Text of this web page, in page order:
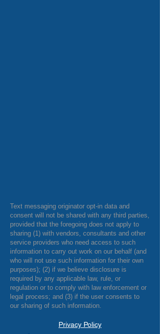
Text messaging originator opt-in data and
consent will not be shared with any third parties,
provided that the foregoing does not apply to
sharing (1) with vendors, consultants and other
service providers who need access to such
information to carry out work on our behalf (and
who will not use such information for their own
purposes); (2) if we believe disclosure is
required by any applicable law, rule, or
regulation or to comply with law enforcement or
legal process; and (3) if the user consents to
our sharing of such information.
Privacy Policy